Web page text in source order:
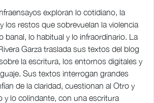
exploran lo cotidiano, la
los restos que sobrevuelan la violencia
banal, lo habitual y lo infraordinario. La
Garza traslada sus textos del blog
la escritura, los entornos digitales y
Sus textos interrogan grandes
de la claridad, cuestionan al Otro y
y lo colindante, con una escritura